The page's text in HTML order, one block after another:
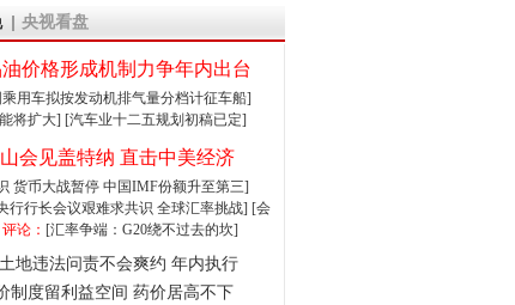
央视看盘
价格形成机制力争年内出台
用车拟按发动机排气量分档计征车船]
将扩大] [汽车业十二五规划初稿已定]
会见盖特纳 直击中美经济
货币大战暂停 中国IMF份额升至第三]
行行长会议艰难求共识 全球汇率挑战] [会
评论： [汇率争端：G20绕不过去的坎]
地违法问责不会爽约 年内执行
制度留利益空间 药价居高不下